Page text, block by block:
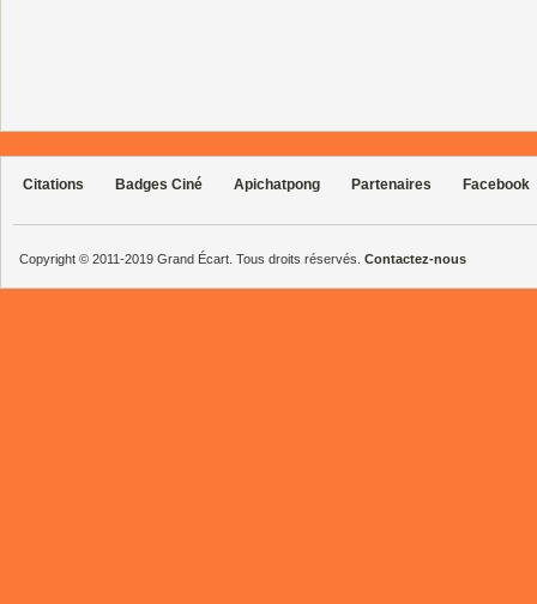
Citations Badges Ciné Apichatpong Partenaires Facebook
Copyright © 2011-2019 Grand Écart. Tous droits réservés. Contactez-nous